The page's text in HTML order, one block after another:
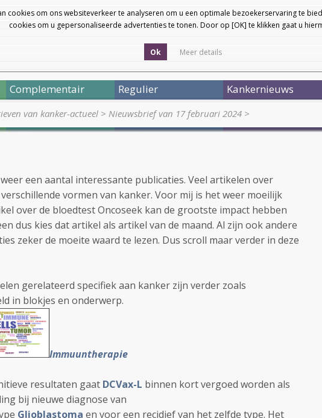
cookies om ons websiteverkeer te analyseren om u een optimale bezoekerservaring te
cookies om u gepersonaliseerde advertenties te tonen. Door op [OK] te klikken gaat u
Ok Meer details
Complementair Regulier Kankernieuws
van kanker-actueel > Nieuwsbrief van 17 februari 2024 >
een aantal interessante publicaties. Veel artikelen over
vormen van kanker. Voor mij is het weer moeilijk
over de bloedtest Oncoseek kan de grootste impact hebben
dus kies dat artikel als artikel van de maand. Al zijn ook andere
zeker de moeite waard te lezen. Dus scroll maar verder in deze
gerelateerd specifiek aan kanker zijn verder zoals
in blokjes en onderwerp.
Immuuntherapie
resultaten gaat DCVax-L binnen kort vergoed worden als
bij nieuwe diagnose van
Glioblastoma en voor een recidief van het zelfde type. Het